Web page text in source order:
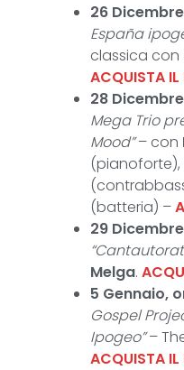
26
España
classica con
ACQUISTA IL
28
Mega Trio
Mood”– con
(pianoforte),
(batteria) –
29
Melga.
5 Gennaio,
Gospel
Ipogeo”–
ACQUISTA IL